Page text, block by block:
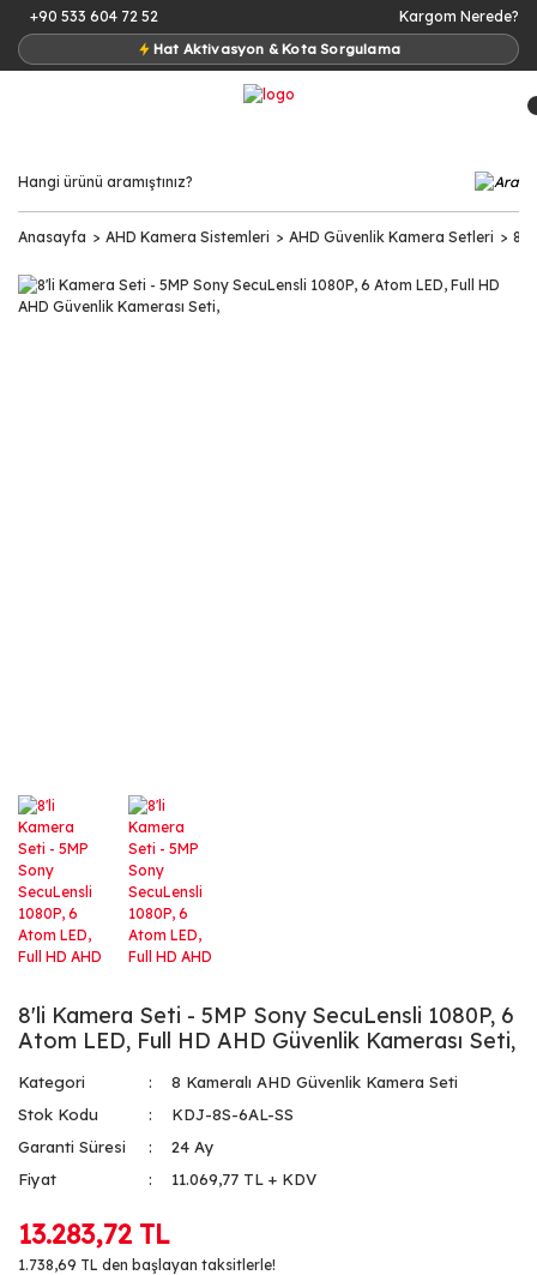
+90 533 604 72 52
Hat Aktivasyon & Kota Sorgulama
Kargom Nerede?
Anasayfa AHD Kamera Sistemleri AHD Güvenlik Kamera Setleri 8
8'li Kamera Seti - 5MP Sony SecuLensli 1080P, 6
Atom LED, Full HD AHD Güvenlik Kamerası Seti,
Kategori
8 Kameralı AHD Güvenlik Kamera Seti
Stok Kodu
KDJ-8S-6AL-SS
Garanti Süresi
24 Ay
Fiyat
11.069,77 TL + KDV
13.283,72 TL
1.738,69 TL den başlayan taksitlerle!